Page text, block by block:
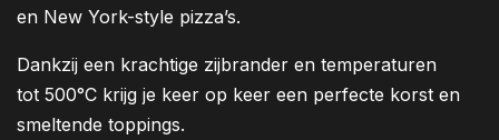
en New York-style pizza’s.
Dankzij een krachtige zijbrander en temperaturen
tot 500°C krijg je keer op keer een perfecte korst en
smeltende toppings.